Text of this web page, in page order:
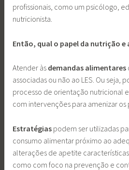
profissionais, como um psicólogo,
nutricionista.
Então, qual o papel da nutrição e
Atender às demandas alimentares
associadas ou não ao LES. Ou seja,
processo de orientação nutricional
com intervenções para amenizar os
Estratégias podem ser utilizadas
consumo alimentar próximo ao
alterações de apetite
como com foco na prevenção e